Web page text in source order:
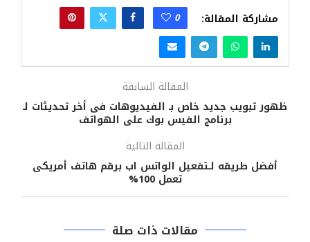
مشاركة المقالة: 0
المقالة السابقة
ظهور تبويب جديد خاص بـ الفيديوهات فى أخر تحديثات لـ
برنامج الفيس بوك على الهواتف
المقالة التالية
أفضل طريقه لـتفعيل الواتس اب برقم هاتف أمريكى
تعمل 100%
مقالات ذات صلة